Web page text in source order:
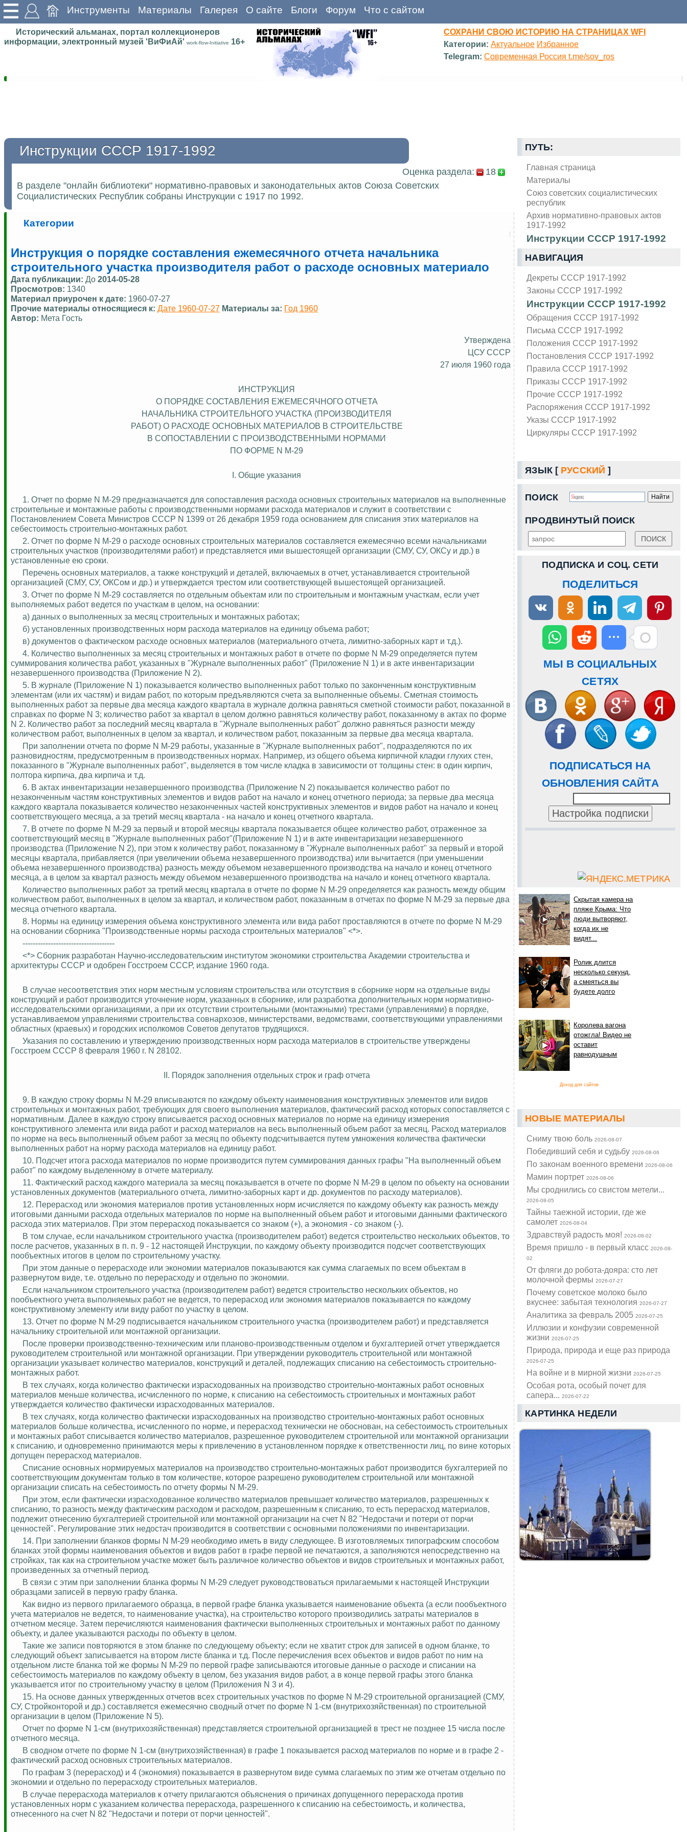
Инструменты Материалы Галерея О сайте Блоги Форум Что с сайтом
Исторический альманах, портал коллекционеров
информации, электронный музей 'ВиФиАй' work-flow-Initiative 16+
СОХРАНИ СВОЮ ИСТОРИЮ НА СТРАНИЦАХ WFI
Категории: Актуальное Избранное
Telegram: Современная Россия t.me/sov_ros
ПУТЬ:
Главная страница
Материалы
Союз советских социалистических
республик
Архив нормативно-правовых актов
1917-1992
Инструкции СССР 1917-1992
НАВИГАЦИЯ
Декреты СССР 1917-1992
Законы СССР 1917-1992
Инструкции СССР 1917-1992
Обращения СССР 1917-1992
Письма СССР 1917-1992
Положения СССР 1917-1992
Постановления СССР 1917-1992
Правила СССР 1917-1992
Приказы СССР 1917-1992
Прочие СССР 1917-1992
Распоряжения СССР 1917-1992
Указы СССР 1917-1992
Циркуляры СССР 1917-1992
ЯЗЫК [ РУССКИЙ ]
ПОИСК
ПРОДВИНУТЫЙ ПОИСК
ПОДПИСКА И СОЦ. СЕТИ
ПОДЕЛИТЬСЯ
МЫ В СОЦИАЛЬНЫХ
СЕТЯХ
ПОДПИСАТЬСЯ НА
ОБНОВЛЕНИЯ САЙТА
Скрытая камера на
пляже Крыма: Что
люди вытворяют,
когда их не
видят...
Ролик длится
несколько секунд,
а смеяться вы
будете долго
Королева вагона
отожгла! Видео не
оставит
равнодушным
Доход для сайтов
НОВЫЕ МАТЕРИАЛЫ
Cниму твою боль2026-08-07
Победивший себя и судьбу2026-08-06
По законам военного времени2026-08-06
Мамин портрет2026-08-06
Мы сроднились со свистом метели...
2026-08-05
Тайны таежной истории, где же
самолет2026-08-04
Здравствуй радость моя!2026-08-02
Время пришло - в первый класс2026-08-
02
От фляги до робота-дояра: сто лет
молочной фермы2026-07-27
Почему советское молоко было
вкуснее: забытая технология2026-07-27
Аналитика за февраль 20052026-07-25
Иллюзии и конфузии современной
жизни2026-07-25
Природа, природа и еще раз природа
2026-07-25
На войне и в мирной жизни2026-07-25
Особая рота, особый почет для
сапера...2026-07-22
КАРТИНКА НЕДЕЛИ
Инструкции СССР 1917-1992
Оценка раздела:
18
В разделе "онлайн библиотеки" нормативно-правовых и законодательных актов Союза Советских
Социалистических Республик собраны Инструкции с 1917 по 1992.
Категории
Инструкция о порядке составления ежемесячного отчета начальника
строительного участка производителя работ о расходе основных материало
Дата публикации: До 2014-05-28
Просмотров: 1340
Материал приурочен к дате: 1960-07-27
Прочие материалы относящиеся к: Дате 1960-07-27 Материалы за: Год 1960
Автор: Мета Гость
Утверждена
ЦСУ СССР
27 июля 1960 года
ИНСТРУКЦИЯ
О ПОРЯДКЕ СОСТАВЛЕНИЯ ЕЖЕМЕСЯЧНОГО ОТЧЕТА
НАЧАЛЬНИКА СТРОИТЕЛЬНОГО УЧАСТКА (ПРОИЗВОДИТЕЛЯ
РАБОТ) О РАСХОДЕ ОСНОВНЫХ МАТЕРИАЛОВ В СТРОИТЕЛЬСТВЕ
В СОПОСТАВЛЕНИИ С ПРОИЗВОДСТВЕННЫМИ НОРМАМИ
ПО ФОРМЕ N М-29
I. Общие указания
1. Отчет по форме N М-29 предназначается для сопоставления расхода основных строительных материалов на выполненные
строительные и монтажные работы с производственными нормами расхода материалов и служит в соответствии с
Постановлением Совета Министров СССР N 1399 от 26 декабря 1959 года основанием для списания этих материалов на
себестоимость строительно-монтажных работ.
2. Отчет по форме N М-29 о расходе основных строительных материалов составляется ежемесячно всеми начальниками
строительных участков (производителями работ) и представляется ими вышестоящей организации (СМУ, СУ, ОКСу и др.) в
установленные ею сроки.
Перечень основных материалов, а также конструкций и деталей, включаемых в отчет, устанавливается строительной
организацией (СМУ, СУ, ОКСом и др.) и утверждается трестом или соответствующей вышестоящей организацией.
3. Отчет по форме N М-29 составляется по отдельным объектам или по строительным и монтажным участкам, если учет
выполняемых работ ведется по участкам в целом, на основании:
а) данных о выполненных за месяц строительных и монтажных работах;
б) установленных производственных норм расхода материалов на единицу объема работ;
в) документов о фактическом расходе основных материалов (материального отчета, лимитно-заборных карт и т.д.).
4. Количество выполненных за месяц строительных и монтажных работ в отчете по форме N М-29 определяется путем
суммирования количества работ, указанных в "Журнале выполненных работ" (Приложение N 1) и в акте инвентаризации
незавершенного производства (Приложение N 2).
5. В журнале (Приложение N 1) показывается количество выполненных работ только по законченным конструктивным
элементам (или их частям) и видам работ, по которым предъявляются счета за выполненные объемы. Сметная стоимость
выполненных работ за первые два месяца каждого квартала в журнале должна равняться сметной стоимости работ, показанной в
справках по форме N 3; количество работ за квартал в целом должно равняться количеству работ, показанному в актах по форме
N 2. Количество работ за последний месяц квартала в "Журнале выполненных работ" должно равняться разности между
количеством работ, выполненных в целом за квартал, и количеством работ, показанным за первые два месяца квартала.
При заполнении отчета по форме N М-29 работы, указанные в "Журнале выполненных работ", подразделяются по их
разновидностям, предусмотренным в производственных нормах. Например, из общего объема кирпичной кладки глухих стен,
показанного в "Журнале выполненных работ", выделяется в том числе кладка в зависимости от толщины стен: в один кирпич,
полтора кирпича, два кирпича и т.д.
6. В актах инвентаризации незавершенного производства (Приложение N 2) показывается количество работ по
незаконченным частям конструктивных элементов и видов работ на начало и конец отчетного периода; за первые два месяца
каждого квартала показывается количество незаконченных частей конструктивных элементов и видов работ на начало и конец
соответствующего месяца, а за третий месяц квартала - на начало и конец отчетного квартала.
7. В отчете по форме N М-29 за первый и второй месяцы квартала показывается общее количество работ, отраженное за
соответствующий месяц в "Журнале выполненных работ"(Приложение N 1) и в акте инвентаризации незавершенного
производства (Приложение N 2), при этом к количеству работ, показанному в "Журнале выполненных работ" за первый и второй
месяцы квартала, прибавляется (при увеличении объема незавершенного производства) или вычитается (при уменьшении
объема незавершенного производства) разность между объемом незавершенного производства на начало и конец отчетного
месяца, а в целом за квартал разность между объемом незавершенного производства на начало и конец отчетного квартала.
Количество выполненных работ за третий месяц квартала в отчете по форме N М-29 определяется как разность между общим
количеством работ, выполненных в целом за квартал, и количеством работ, показанным в отчетах по форме N М-29 за первые два
месяца отчетного квартала.
8. Нормы на единицу измерения объема конструктивного элемента или вида работ проставляются в отчете по форме N М-29
на основании сборника "Производственные нормы расхода строительных материалов" <*>.
------------------------------------
<*> Сборник разработан Научно-исследовательским институтом экономики строительства Академии строительства и
архитектуры СССР и одобрен Госстроем СССР, издание 1960 года.
В случае несоответствия этих норм местным условиям строительства или отсутствия в сборнике норм на отдельные виды
конструкций и работ производится уточнение норм, указанных в сборнике, или разработка дополнительных норм нормативно-
исследовательскими организациями, а при их отсутствии строительными (монтажными) трестами (управлениями) в порядке,
устанавливаемом управлениями строительства совнархозов, министерствами, ведомствами, соответствующими управлениями
областных (краевых) и городских исполкомов Советов депутатов трудящихся.
Указания по составлению и утверждению производственных норм расхода материалов в строительстве утверждены
Госстроем СССР 8 февраля 1960 г. N 28102.
II. Порядок заполнения отдельных строк и граф отчета
9. В каждую строку формы N М-29 вписываются по каждому объекту наименования конструктивных элементов или видов
строительных и монтажных работ, требующих для своего выполнения материалов, фактический расход которых сопоставляется с
нормативным . Далее в каждую строку вписывается расход основных материалов по норме на единицу измерения
конструктивного элемента или вида работ и расход материалов на весь выполненный объем работ за месяц. Расход материалов
по норме на весь выполненный объем работ за месяц по объекту подсчитывается путем умножения количества фактически
выполненных работ на норму расхода материалов на единицу работ.
10. Подсчет итога расхода материалов по норме производится путем суммирования данных графы "На выполненный объем
работ" по каждому выделенному в отчете материалу.
11. Фактический расход каждого материала за месяц показывается в отчете по форме N М-29 в целом по объекту на основании
установленных документов (материального отчета, лимитно-заборных карт и др. документов по расходу материалов).
12. Перерасход или экономия материалов против установленных норм исчисляется по каждому объекту как разность между
итоговыми данными расхода отдельных материалов по норме на выполненный объем работ и итоговыми данными фактического
расхода этих материалов. При этом перерасход показывается со знаком (+), а экономия - со знаком (-).
В том случае, если начальником строительного участка (производителем работ) ведется строительство нескольких объектов, то
после расчетов, указанных в п. п. 9 - 12 настоящей Инструкции, по каждому объекту производится подсчет соответствующих
пообъектных итогов в целом по строительному участку.
При этом данные о перерасходе или экономии материалов показываются как сумма слагаемых по всем объектам в
развернутом виде, т.е. отдельно по перерасходу и отдельно по экономии.
Если начальником строительного участка (производителем работ) ведется строительство нескольких объектов, но
пообъектного учета выполняемых работ не ведется, то перерасход или экономия материалов показывается по каждому
конструктивному элементу или виду работ по участку в целом.
13. Отчет по форме N М-29 подписывается начальником строительного участка (производителем работ) и представляется
начальнику строительной или монтажной организации.
После проверки производственно-техническим или планово-производственным отделом и бухгалтерией отчет утверждается
руководителем строительной или монтажной организации. При утверждении руководитель строительной или монтажной
организации указывает количество материалов, конструкций и деталей, подлежащих списанию на себестоимость строительно-
монтажных работ.
В тех случаях, когда количество фактически израсходованных на производство строительно-монтажных работ основных
материалов меньше количества, исчисленного по норме, к списанию на себестоимость строительных и монтажных работ
утверждается количество фактически израсходованных материалов.
В тех случаях, когда количество фактически израсходованных на производство строительно-монтажных работ основных
материалов больше количества, исчисленного по норме, и перерасход технически не обоснован, на себестоимость строительных
и монтажных работ списывается количество материалов, разрешенное руководителем строительной или монтажной организации
к списанию, и одновременно принимаются меры к привлечению в установленном порядке к ответственности лиц, по вине которых
допущен перерасход материалов.
Списание основных нормируемых материалов на производство строительно-монтажных работ производится бухгалтерией по
соответствующим документам только в том количестве, которое разрешено руководителем строительной или монтажной
организации списать на себестоимость по отчету формы N М-29.
При этом если фактически израсходованное количество материалов превышает количество материалов, разрешенных к
списанию, то разность между фактическим расходом и расходом, разрешенным к списанию, то есть перерасход материалов,
подлежит отнесению бухгалтерией строительной или монтажной организации на счет N 82 "Недостачи и потери от порчи
ценностей". Регулирование этих недостач производится в соответствии с основными положениями по инвентаризации.
14. При заполнении бланков формы N М-29 необходимо иметь в виду следующее. В изготовляемых типографским способом
бланках этой формы наименования объектов и видов работ в графе первой не печатаются, а заполняются непосредственно на
стройках, так как на строительном участке может быть различное количество объектов и видов строительных и монтажных работ,
произведенных за отчетный период.
В связи с этим при заполнении бланка формы N М-29 следует руководствоваться прилагаемыми к настоящей Инструкции
образцами записей в первую графу бланка.
Как видно из первого прилагаемого образца, в первой графе бланка указывается наименование объекта (а если пообъектного
учета материалов не ведется, то наименование участка), на строительство которого производились затраты материалов в
отчетном месяце. Затем перечисляются наименования фактически выполненных строительных и монтажных работ по данному
объекту, и далее указываются расходы по объекту в целом.
Такие же записи повторяются в этом бланке по следующему объекту; если не хватит строк для записей в одном бланке, то
следующий объект записывается на втором листе бланка и т.д. После перечисления всех объектов и видов работ по ним на
отдельном листе бланка той же формы N М-29 по первой графе записываются итоговые данные о расходе и списании на
себестоимость материалов по каждому объекту в целом, без указания видов работ, а в конце первой графы этого бланка
указывается итог по строительному участку в целом (Приложения N 3 и 4).
15. На основе данных утвержденных отчетов всех строительных участков по форме N М-29 строительной организацией (СМУ,
СУ, Стройконторой и др.) составляется ежемесячно сводный отчет по форме N 1-см (внутрихозяйственная) по строительной
организации в целом (Приложение N 5).
Отчет по форме N 1-см (внутрихозяйственная) представляется строительной организацией в трест не позднее 15 числа после
отчетного месяца.
В сводном отчете по форме N 1-см (внутрихозяйственная) в графе 1 показывается расход материалов по норме и в графе 2 -
фактический расход основных строительных материалов.
По графам 3 (перерасход) и 4 (экономия) показывается в развернутом виде сумма слагаемых по этим же отчетам отдельно по
экономии и отдельно по перерасходу строительных материалов.
В случае перерасхода материалов к отчету прилагаются объяснения о причинах допущенного перерасхода против
установленных норм с указанием количества перерасхода, разрешенного к списанию на себестоимость, и количества,
отнесенного на счет N 82 "Недостачи и потери от порчи ценностей".